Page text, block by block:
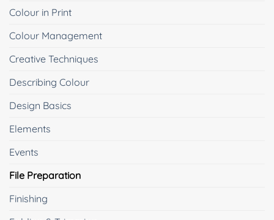
Colour in Print
Colour Management
Creative Techniques
Describing Colour
Design Basics
Elements
Events
File Preparation
Finishing